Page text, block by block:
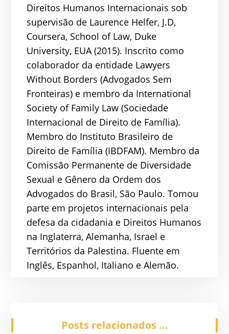
Direitos Humanos Internacionais sob
supervisão de Laurence Helfer, J.D,
Coursera, School of Law, Duke
University, EUA (2015). Inscrito como
colaborador da entidade Lawyers
Without Borders (Advogados Sem
Fronteiras) e membro da International
Society of Family Law (Sociedade
Internacional de Direito de Família).
Membro do Instituto Brasileiro de
Direito de Família (IBDFAM). Membro da
Comissão Permanente de Diversidade
Sexual e Gênero da Ordem dos
Advogados do Brasil, São Paulo. Tomou
parte em projetos internacionais pela
defesa da cidadania e Direitos Humanos
na Inglaterra, Alemanha, Israel e
Territórios da Palestina. Fluente em
Inglês, Espanhol, Italiano e Alemão.
Posts relacionados ...